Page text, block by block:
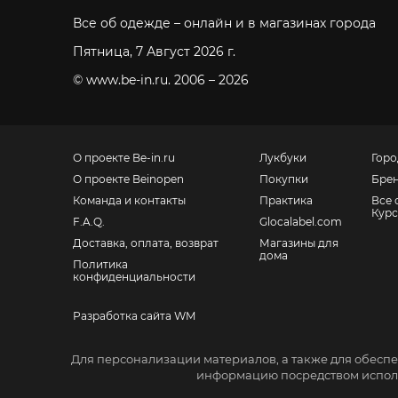
Для персонализации материалов, а также для
информацию посредством
Все об одежде – онлайн и в магазинах города
Пятница, 7 Август 2026 г.
© www.be-in.ru. 2006 – 2026
О проекте Be-in.ru
О проекте Beinopen
Команда и контакты
F.A.Q.
Доставка, оплата, возврат
Политика
конфиденциальности
Лукбуки
Покупки
Практика
Glocalabel.com
Магазины для
дома
Все
Разработка сайта WM
Санкт-Петербург, Невский пр., 139
Москва, Большой Ордынский пер., 4, стр. 2